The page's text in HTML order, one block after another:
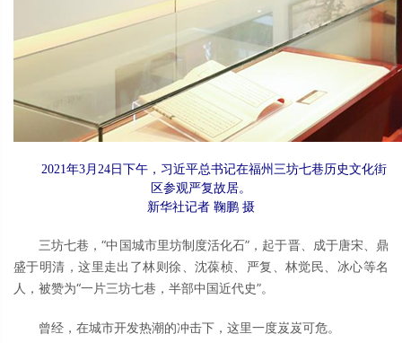
2021年3月24日下午，习近平总书记在福州三坊七巷历史文化街
区参观严复故居。
新华社记者 鞠鹏 摄
三坊七巷，“中国城市里坊制度活化石”，起于晋、成于唐宋、鼎
盛于明清，这里走出了林则徐、沈葆桢、严复、林觉民、冰心等名
人，被赞为“一片三坊七巷，半部中国近代史”。
曾经，在城市开发热潮的冲击下，这里一度岌岌可危。